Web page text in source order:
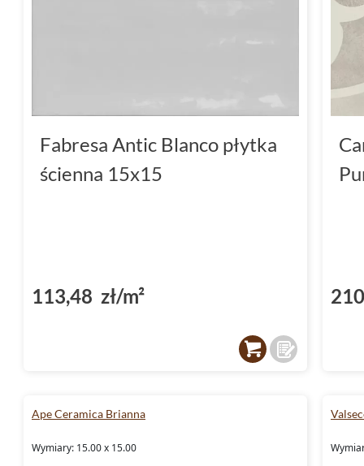
Fabresa Antic Blanco płytka
ścienna 15x15
113,48 zł/m²
Ape Ceramica Brianna
Wymiary: 15.00 x 15.00